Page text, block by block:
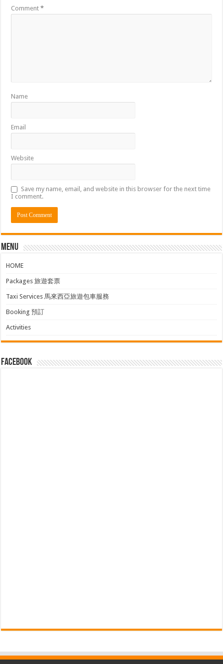
Comment*
Name
Email
Website
Save my name, email, and website in this browser for the next time
I comment.
Menu
HOME
Packages 旅遊套票
Taxi Services 馬來西亞旅遊包車服務
Booking 預訂
Activities
facebook